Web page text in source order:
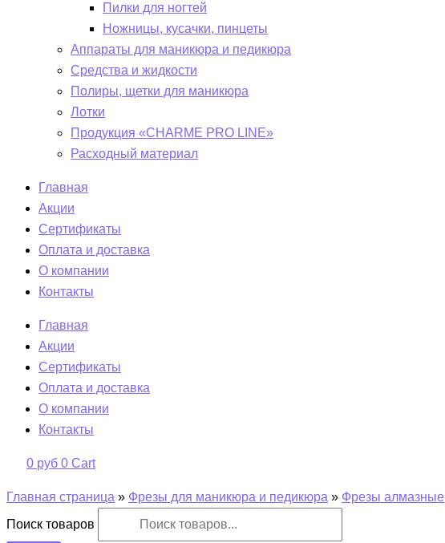
Пилки для ногтей
Ножницы, кусачки, пинцеты
Аппараты для маникюра и педикюра
Средства и жидкости
Полиры, щетки для маникюра
Лотки
Продукция «CHARME PRO LINE»
Расходный материал
Главная
Акции
Сертификаты
Оплата и доставка
О компании
Контакты
Главная
Акции
Сертификаты
Оплата и доставка
О компании
Контакты
0 руб 0 Cart
Главная страница » Фрезы для маникюра и педикюра » Фрезы алмазные
Поиск товаров